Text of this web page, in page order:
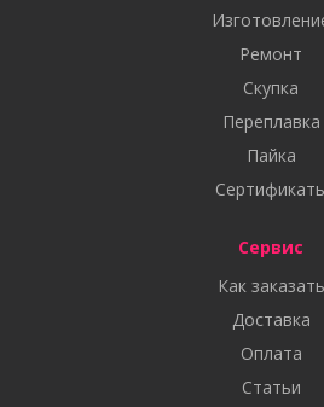
Ремонт
Скупка
Переплавка
Пайка
Сервис
Как заказать
Доставка
Оплата
Статьи